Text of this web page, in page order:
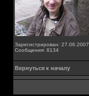
Зарегистрирован: 27.06.2007
Сообщения: 8134
Вернуться к началу